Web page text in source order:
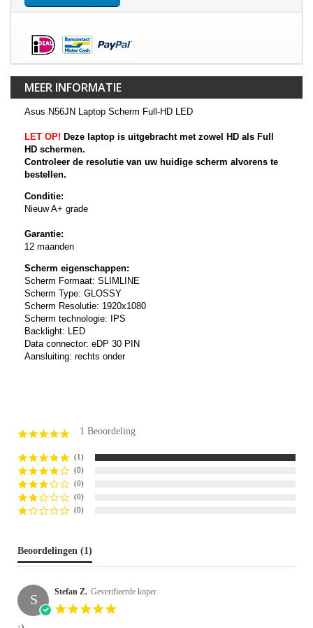
MEER INFORMATIE
Asus N56JN Laptop Scherm Full-HD LED
LET OP! Deze laptop is uitgebracht met zowel HD als Full
HD schermen.
Controleer de resolutie van uw huidige scherm alvorens te
bestellen.
Conditie:
Nieuw A+ grade
Garantie:
12 maanden
Scherm eigenschappen:
Scherm Formaat: SLIMLINE
Scherm Type: GLOSSY
Scherm Resolutie: 1920x1080
Scherm technologie: IPS
Backlight: LED
Data connector: eDP 30 PIN
Aansluiting: rechts onder
5.0
rating
1 Beoordeling
(1)
(0)
(0)
(0)
(0)
Beoordelingen (1)
S Stefan Z. Geverifieerde koper